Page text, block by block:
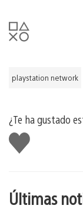
playstation network
¿Te ha gustado
Me
gusta
Últimas